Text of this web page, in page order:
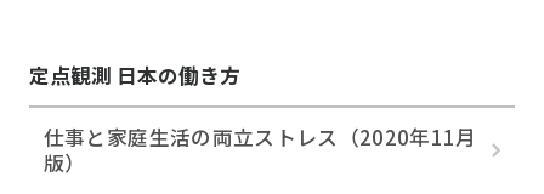
定点観測 日本の働き方
仕事と家庭生活の両立ストレス（2020年11月
版）